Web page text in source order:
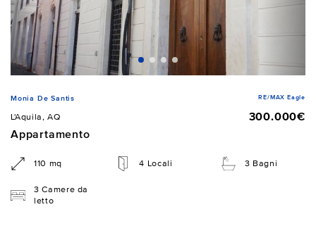
Monia De Santis RE/MAX Eagle
L'Aquila, AQ
300.000€
Appartamento
110 mq 4 Locali 3 Bagni
3 Camere da
letto